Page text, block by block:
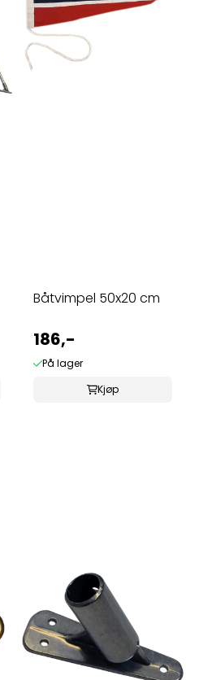
Båtvimpel 50x20 cm
186,-
På lager
Kjøp